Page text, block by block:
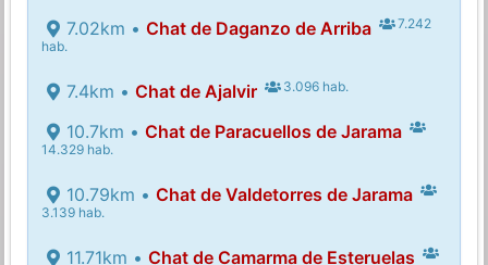
7.02km • Chat de Daganzo de Arriba
7.242
hab.
7.4km • Chat de Ajalvir 3.096 hab.
10.7km • Chat de Paracuellos de Jarama
14.329 hab.
10.79km • Chat de Valdetorres de Jarama
3.139 hab.
11.71km • Chat de Camarma de Esteruelas